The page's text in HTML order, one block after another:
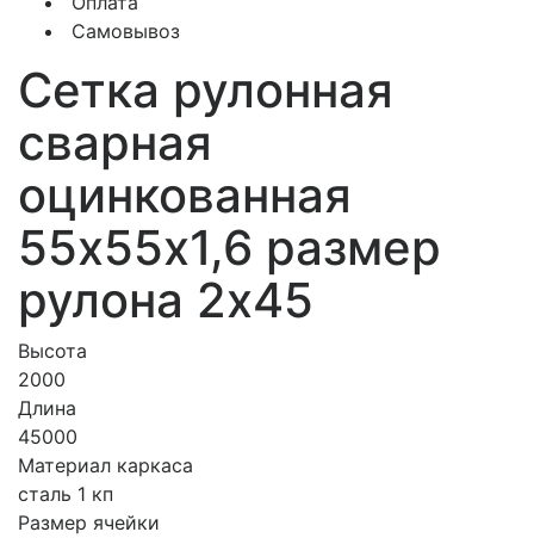
Самовывоз
Сетка рулонная
сварная
оцинкованная
55х55х1,6 размер
рулона 2х45
Высота
2000
Длина
45000
Материал каркаса
сталь 1 кп
Размер ячейки